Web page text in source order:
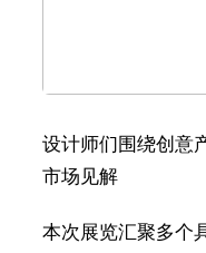
设计师们围绕创意
市场见解
本次展览汇聚多个